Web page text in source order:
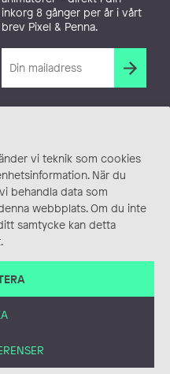
vi teknik som cookies
När du
behandla data som
webbplats. Om du inte
samtycke kan detta
inkorg 8 gånger per år i vårt
brev Pixel & Penna.